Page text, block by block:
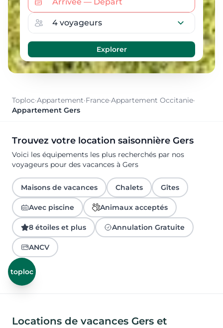
Toploc·Appartement·France·Appartement Occitanie·
Appartement Gers
Trouvez votre location saisonnière Gers
Voici les équipements les plus recherchés par nos
voyageurs pour des vacances à Gers
Maisons de vacances Chalets Gîtes
Avec piscine Animaux acceptés
8 étoiles et plus Annulation Gratuite
ANCV
toploc
Locations de vacances Gers et